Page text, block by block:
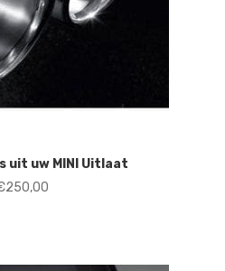
uit uw MINI Uitlaat
250,00